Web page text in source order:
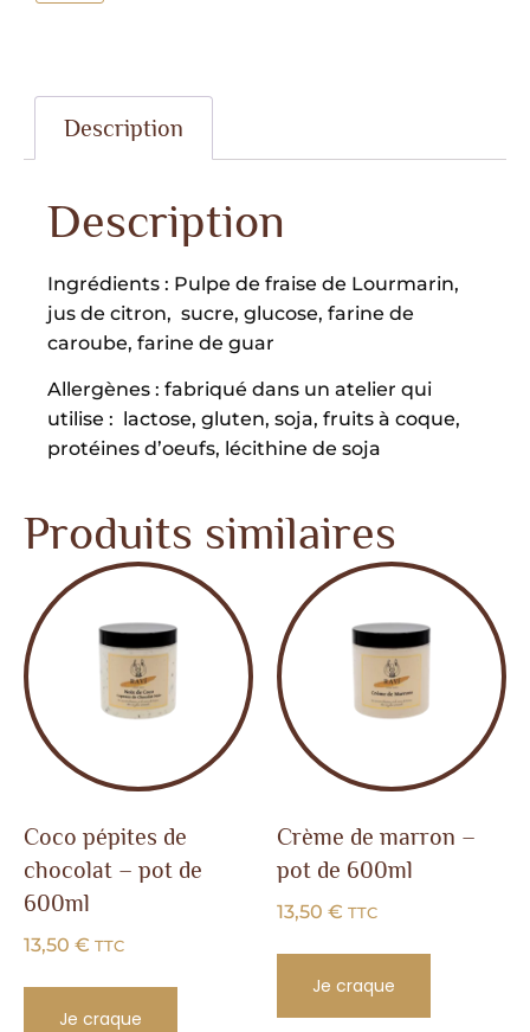
Description
Description
Ingrédients : Pulpe de fraise de Lourmarin,
jus de citron, sucre, glucose, farine de
caroube, farine de guar
Allergènes : fabriqué dans un atelier qui
utilise : lactose, gluten, soja, fruits à coque,
protéines d’oeufs, lécithine de soja
Produits similaires
Coco pépites de
chocolat – pot de
600ml
13,50 € TTC
Je craque
Crème de marron –
pot de 600ml
13,50 € TTC
Je craque